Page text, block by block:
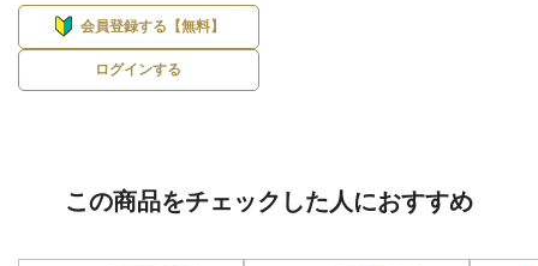
会員登録する【無料】
ログインする
この商品をチェックした人におすすめ